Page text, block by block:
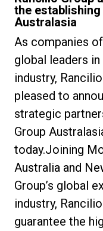
the
Australasia
As companies
global leaders
industry,
pleased to
strategic
Group
today.Joining
Australia and
Group’s global
industry,
guarantee the
Unsere
Connect